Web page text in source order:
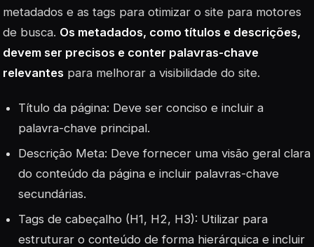
metadados e as tags para otimizar o site para motores
de busca. Os metadados, como títulos e descrições,
devem ser precisos e conter palavras-chave
relevantes para melhorar a visibilidade do site.
Título da página: Deve ser conciso e incluir a
palavra-chave principal.
Descrição Meta: Deve fornecer uma visão geral clara
do conteúdo da página e incluir palavras-chave
secundárias.
Tags de cabeçalho (H1, H2, H3): Utilizar para
estruturar o conteúdo de forma hierárquica e incluir